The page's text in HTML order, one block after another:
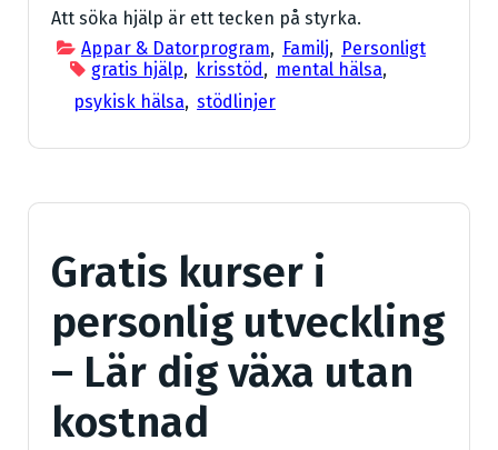
Att söka hjälp är ett tecken på styrka.
Appar & Datorprogram, Familj, Personligt
gratis hjälp, krisstöd , mental hälsa,
psykisk hälsa, stödlinjer
Gratis kurser i
personlig utveckling
– Lär dig växa utan
kostnad